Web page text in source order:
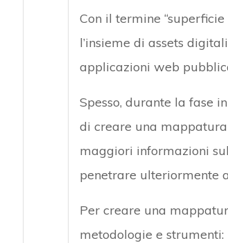
Con il termine
l’insieme di assets
applicazioni web
Spesso, durante la fase
di creare una
maggiori informazioni
penetrare ulteriormente
Per creare una
metodologie e